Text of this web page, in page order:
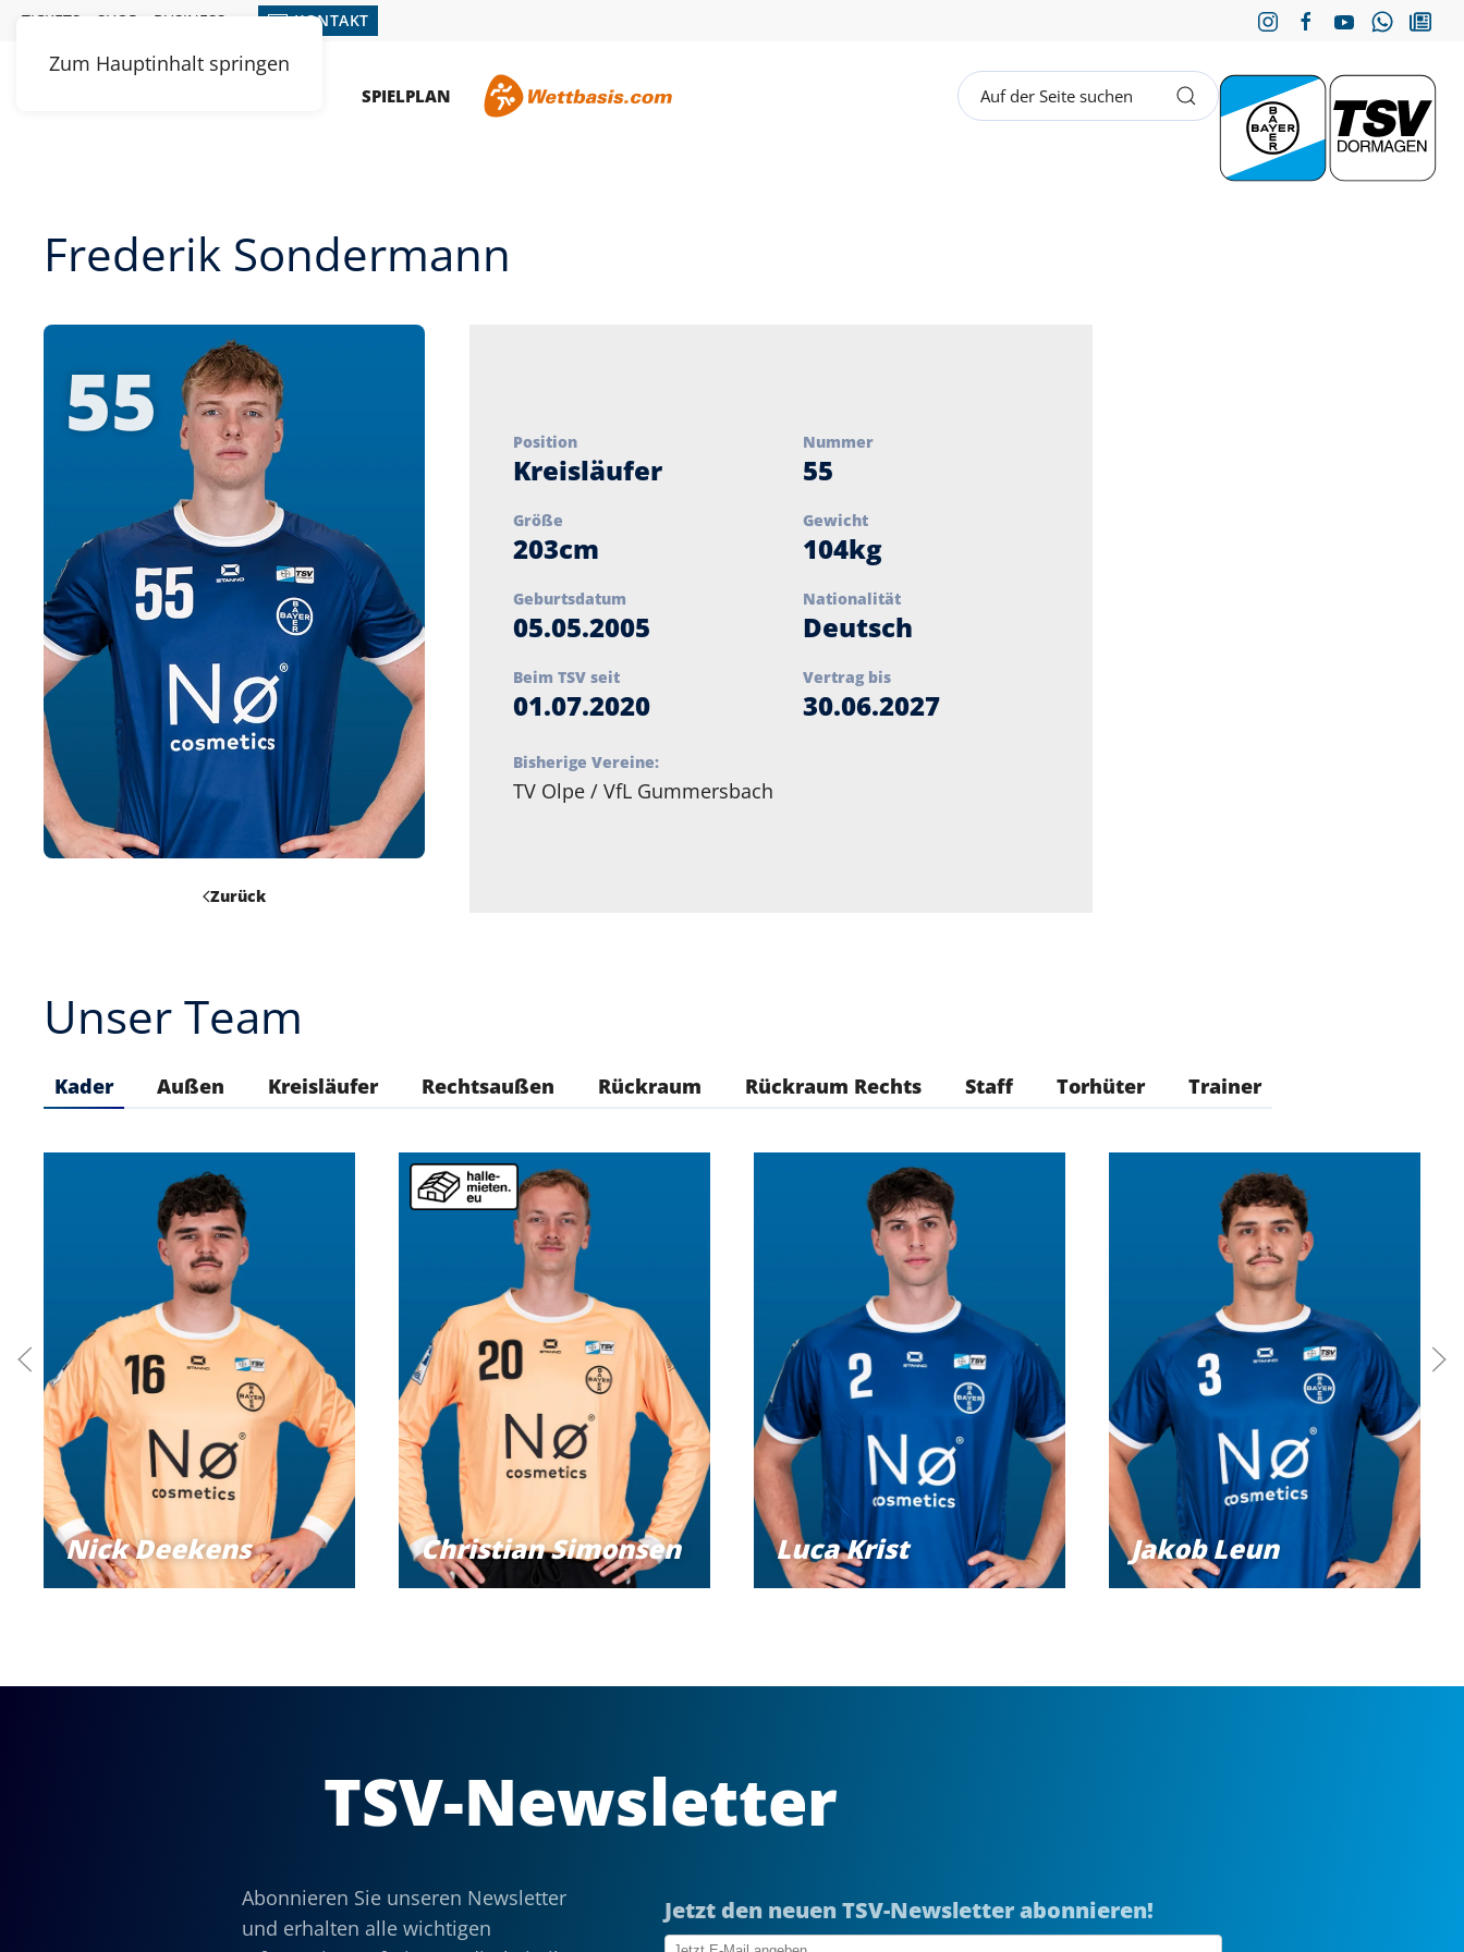
Zum Hauptinhalt springen
TICKETS SHOP BUSINESS KONTAKT
SPIELPLAN
Frederik Sondermann
55
Zurück
Position
Kreisläufer
Nummer
55
Größe
203cm
Gewicht
104kg
Geburtsdatum
05.05.2005
Nationalität
Deutsch
Beim TSV seit
01.07.2020
Vertrag bis
30.06.2027
Bisherige Vereine:
TV Olpe/ VfL Gummersbach
Unser Team
Kader Außen Kreisläufer Rechtsaußen Rückraum Rückraum Rechts Staff Torhüter Trainer
Nick Deekens Christian Simonsen Luca Krist Jakob Leun
TSV-Newsletter
Abonnieren Sie unseren Newsletter
und erhalten alle wichtigen
Jetzt den neuen TSV-Newsletter abonnieren!